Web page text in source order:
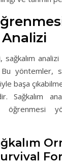
Analizi
sağkalım
yöntemler,
başa
Sağkalım
öğrenmesi